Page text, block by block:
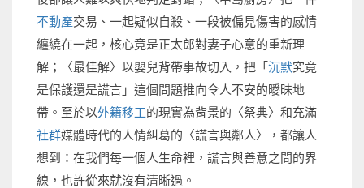
不動產交易、一起疑似自殺、一段被偏見傷害的感情
纏繞在一起，核心竟是正太郎對妻子心意的重新理
解；〈最佳解〉以嬰兒背帶事故切入，把「 沉默究竟
是保護還是謊言」這個問題推向令人不安的曖昧地
帶。至於以外籍移工的現實為背景的〈祭典〉和充滿
社群媒體時代的人情糾葛的〈謊言與鄰人〉，都讓人
想到：在我們每一個人生命裡，謊言與善意之間的界
線，也許從來就沒有清晰過。